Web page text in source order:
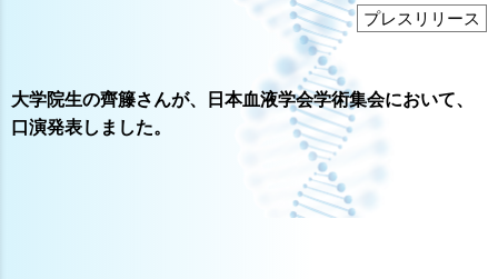
プレスリリース
大学院生の齊籐さんが、日本血液学会学術集会において、
口演発表しました。